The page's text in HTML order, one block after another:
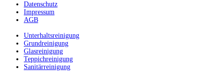
Datenschutz
Impressum
AGB
Unterhaltsreinigung
Grundreinigung
Glasreinigung
Teppichreinigung
Sanitärreinigung